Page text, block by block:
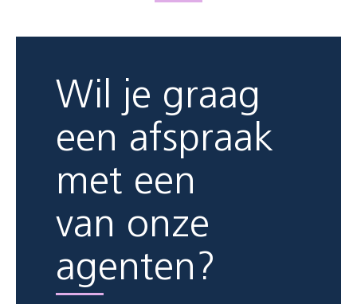
Wil je graag
een afspraak
met een
van onze
agenten?